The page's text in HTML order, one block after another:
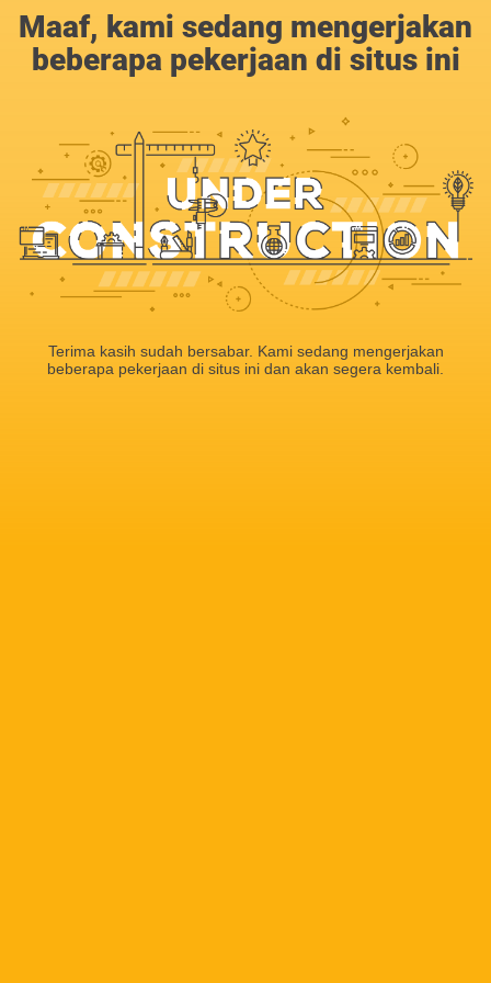
Maaf, kami sedang mengerjakan
beberapa pekerjaan di situs ini
Terima kasih sudah bersabar. Kami sedang mengerjakan
beberapa pekerjaan di situs ini dan akan segera kembali.